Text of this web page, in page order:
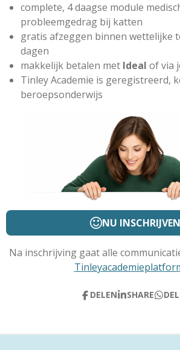
​complete, 4 daagse module
probleemgedrag bij katten
gratis afzeggen binnen wettelijke
dagen
makkelijk betalen met Ideal of via
Tinley Academie is geregistreerd,
beroepsonderwijs
NU INSCHRIJVEN
Na inschrijving gaat alle
DELEN SHARE